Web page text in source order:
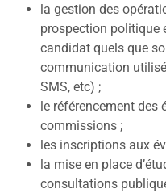
la gestion des
prospection politique
candidat quels que
communication
SMS, etc) ;
le référencement des
commissions ;
les inscriptions aux
la mise en place
consultations